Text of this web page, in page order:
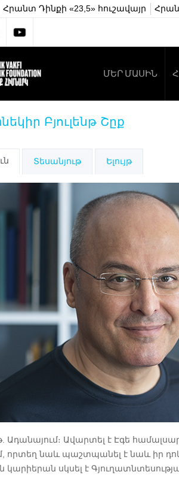
Հրանտ Դինքի «23,5» հուշավայր
ՄԵՐ ՄԱՍԻՆ
Բյուլենթ Շըք
Տեսանյութ Ելույթ
Ադանայում։ Ավարտել է Էգե
որտեղ նաև պաշտպանել է նաև իր
սկսել է